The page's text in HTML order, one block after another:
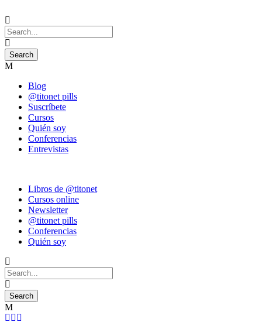
Blog
@titonet pills
Suscríbete
Cursos
Quién soy
Conferencias
Entrevistas
Libros de @titonet
Cursos online
Newsletter
@titonet pills
Conferencias
Quién soy